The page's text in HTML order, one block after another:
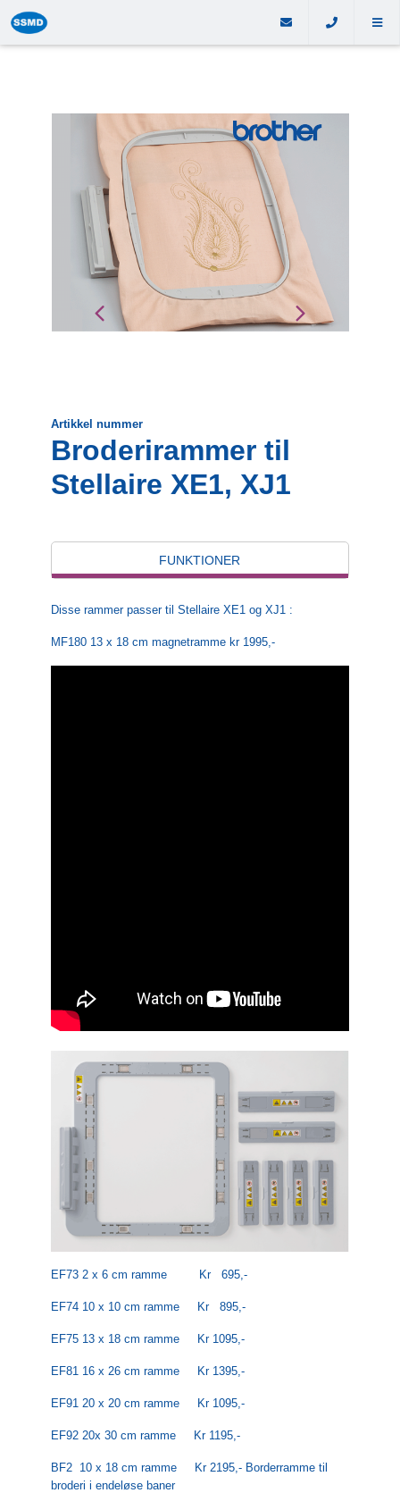
Artikkel nummer
Broderirammer til
Stellaire XE1, XJ1
FUNKTIONER
Disse rammer passer til Stellaire XE1 og XJ1 :
MF180 13 x 18 cm magnetramme kr 1995,-
EF73 2 x 6 cm ramme Kr 695,-
EF74 10 x 10 cm ramme Kr 895,-
EF75 13 x 18 cm ramme Kr 1095,-
EF81 16 x 26 cm ramme Kr 1395,-
EF91 20 x 20 cm ramme Kr 1095,-
EF92 20x 30 cm ramme Kr 1195,-
BF2 10 x 18 cm ramme Kr 2195,- Borderramme til
broderi i endeløse baner